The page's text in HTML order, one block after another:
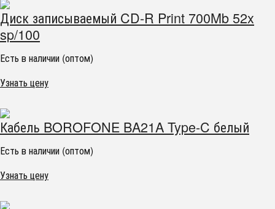
Диск записываемый CD-R Print 700Mb 52x
sp/100
Есть в наличии (оптом)
Узнать цену
Кабель BOROFONE BA21A Type-C белый
Есть в наличии (оптом)
Узнать цену